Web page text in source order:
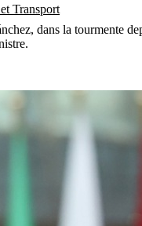
Transport
dans la tourmente